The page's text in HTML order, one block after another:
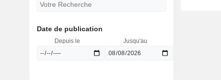
Date de publication
Depuis le Jusqu'au